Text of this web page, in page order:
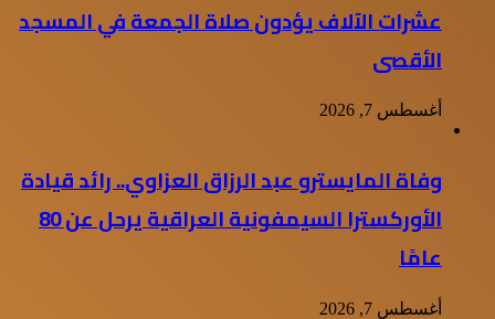
عشرات الآلاف يؤدون صلاة الجمعة في المسجد
الأقصى
أغسطس 7, 2026
وفاة المايسترو عبد الرزاق العزاوي.. رائد قيادة
الأوركسترا السيمفونية العراقية يرحل عن 80
عامًا
أغسطس 7, 2026